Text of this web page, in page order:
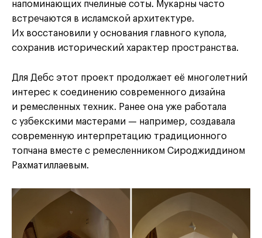
напоминающих пчелиные соты. Мукарны часто
встречаются в исламской архитектуре.
Их восстановили у основания главного купола,
сохранив исторический характер пространства.
Для Дебс этот проект продолжает её многолетний
интерес к соединению современного дизайна
и ремесленных техник. Ранее она уже работала
с узбекскими мастерами — например, создавала
современную интерпретацию традиционного
топчана вместе с ремесленником Сироджиддином
Рахматиллаевым.